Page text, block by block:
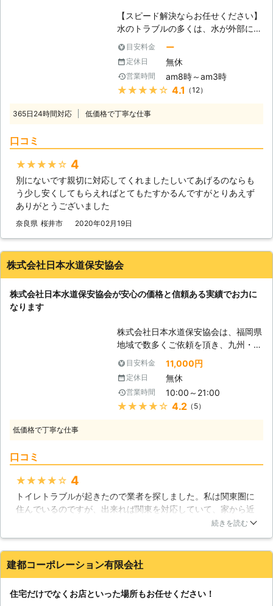
ちに対応としているので、ご相談いた
だければ、1時間内でお客様のご自宅
へ訪問致します。まずはフリーダイヤ
ルまでお問い合わせください。当社の
在籍スタッフが、お客様のご相談を真
摯にお聞き致します。「エスアールロ
ック」にご依頼すれば、日常の生活ト
ラブルを全面解決出来るのです！
【スピード解決ならお任せください】
水のトラブルの多くは、水が外部に流
れ出てしまう恐れがあります。「水道
水漏れ」の場合はもちろん水が外部に
流れ出すでしょうし、「水道詰まり」
の場合であっても、水道が排水部から
あふれ出すケースも多くあります。水
ルライフスイドウはお電話一本ですぐ
決にご期待ください。 【水道設備も
インテリアの一部です】 お住まいの
います。カーテンや壁紙、床などにも
スイドウはお客様の住居環境を最優先
に考えております！修理の速さや正確
った建材を使用した修理を行っており
付けくださいませ。豊富なデザインの
中にはお客様のご要望に合った物もき
っとございますので、インテリア性を
気にされている方はぜひ私たちにトラ
ブル内容をご相談ください。
目安料金 ー
定休日 無休
営業時間 am8時～am3時
★★★★★ 4.1 （12）
365日24時間対応 低価格で丁寧な仕事
口コミ
★★★★★ 4
別にないです親切に対応してくれましたしいてあげるのならも
う少し安くしてもらえればとてもたすかるんですがとりあえず
ありがとうございました
奈良県 桜井市 2020年02月19日
株式会社日本水道保安協会
株式会社日本水道保安協会が安心の価格と信頼ある実績でお力に
なります
株式会社日本水道保安協会は、福岡県
地域で数多くご依頼を頂き、九州・四
国や関西・近畿～関東エリアで水回り
のトラブル対応させて頂いておりま
す。トイレ詰まり等のトイレトラブル
やリフォーム等は、弊社がお力になり
ます！ 【突然の水回りのトラブル
年間実績は5000件以上あり、経験豊
富な弊社スタッフがお客様のお宅にお
伺いしますのでご安心下さい。お客様
に気軽にご相談頂ける様、出張費・見
積もり・点検は無料でさせて頂きま
す。些細な事でも遠慮なく、ご連絡下
は】 皆様は、住宅の中でトイレが1番
水を使っているのはご存知でしたか？
目安料金 11,000円
定休日 無休
営業時間 10:00～21:00
★★★★★ 4.2 （5）
低価格で丁寧な仕事
口コミ
★★★★★ 4
トイレトラブルが起きたので業者を探しました。私は関東圏に
住んでいるのですが、出来れば関東を対応していて、家から近
い業者さんが良いと思っていました。そこで見つけたのが日本
を生かして、トイレトラブルを迅速に直してもらえました！
広島県 福山市 2016年12月23日
続きを読む
建都コーポレーション有限会社
住宅だけでなくお店といった場所もお任せください！